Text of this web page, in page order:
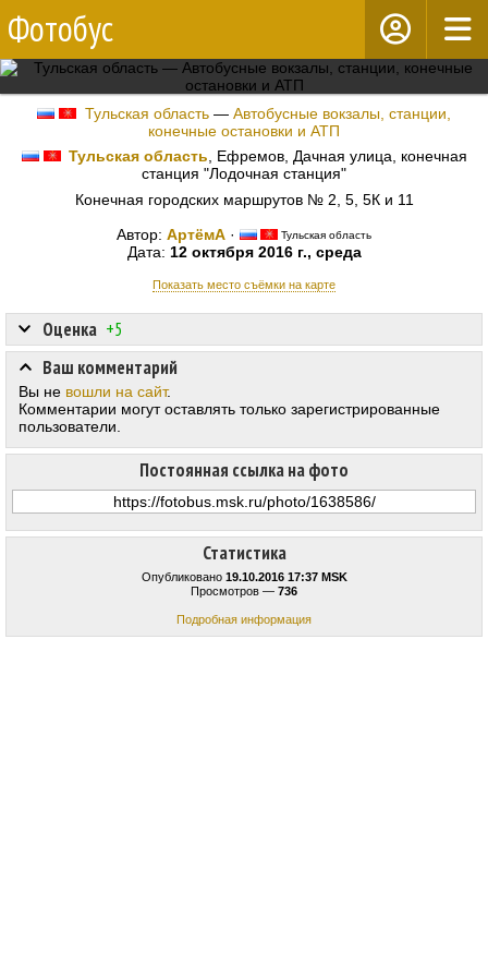
Фотобус
Тульская область — Автобусные вокзалы, станции,
конечные остановки и АТП
Тульская область , Ефремов, Дачная улица, конечная
станция "Лодочная станция"
Конечная городских маршрутов № 2, 5, 5К и 11
Автор: АртёмА · Тульская область
Дата: 12 октября 2016 г., среда
Показать место съёмки на карте
Статистика
Опубликовано 19.10.2016 17:37 MSK
Просмотров — 736
Подробная информация
Оценка +5
Постоянная ссылка на фото
Ваш комментарий
Вы не вошли на сайт.
Комментарии могут оставлять только зарегистрированные
пользователи.